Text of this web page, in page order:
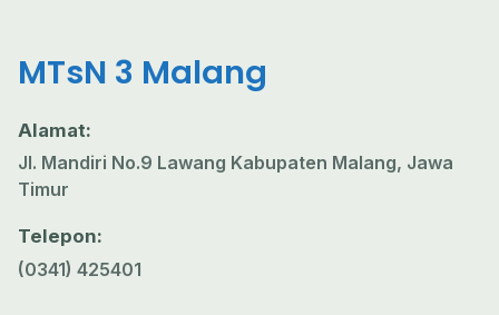
MTsN 3 Malang
Alamat:
Jl. Mandiri No.9 Lawang Kabupaten Malang, Jawa
Timur
Telepon:
(0341) 425401